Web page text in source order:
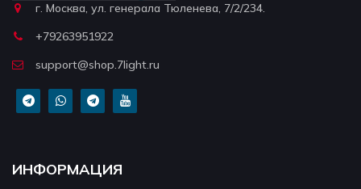
г. Москва, ул. генерала Тюленева, 7/2/234.
+79263951922
support@shop.7light.ru
ИНФОРМАЦИЯ